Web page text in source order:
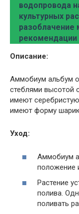
водопровода
культурных
разоблачение
рекомендации
Описание:
Аммобиум альбум
стеблями высотой
имеют
имеют форму
Уход:
Аммобиум
положение
Растение
полива.
поливать